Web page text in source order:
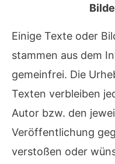
Einige Texte oder
stammen aus dem
gemeinfrei. Die
Texten verbleiben
Autor bzw. den
Veröffentlichung
verstoßen oder